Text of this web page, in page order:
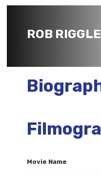
ROB RIGGLE
Movie Name